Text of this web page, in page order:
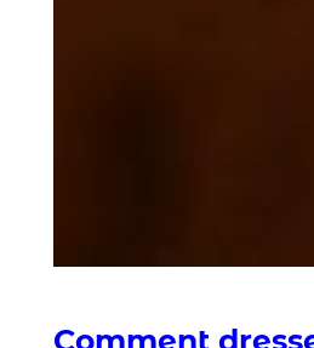
Comment